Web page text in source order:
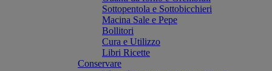
Sottopentola e Sottobicchieri
Macina Sale e Pepe
Bollitori
Cura e Utilizzo
Libri Ricette
Conservare